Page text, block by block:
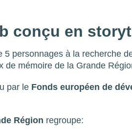
conçu en
5 personnages à la recherche
de mémoire de la Grande
par le Fonds européen de
Région regroupe: